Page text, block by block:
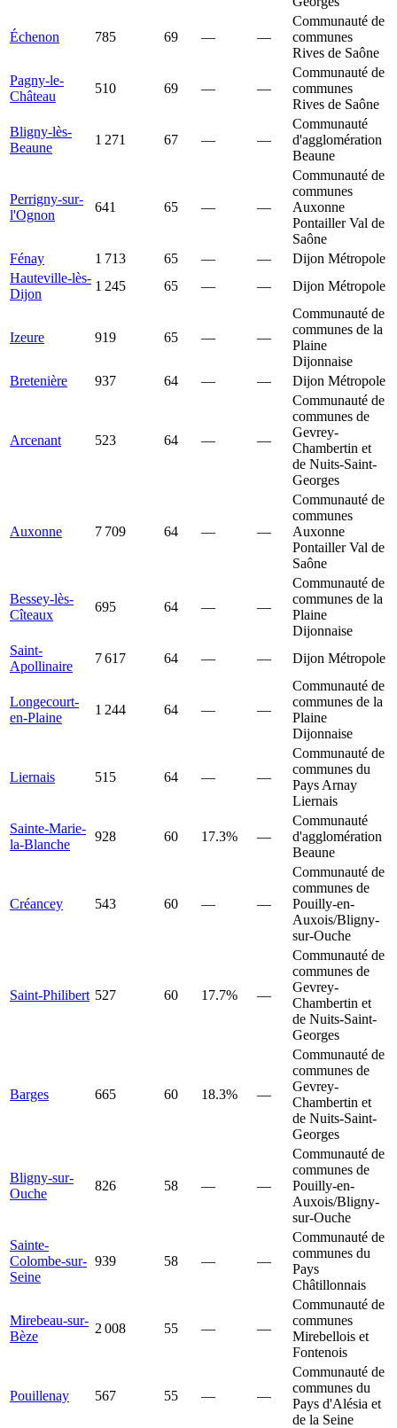
Échenon 785 69 — —
Communauté de
communes
Rives de Saône
Pagny-le-
Château
510 69 — —
Communauté de
communes
Rives de Saône
Bligny-lès-
Beaune
1 271 67 — —
Communauté
d'agglomération
Beaune
Perrigny-sur-
l'Ognon
641 65 — —
Communauté de
communes
Auxonne
Pontailler Val de
Saône
Fénay
1 713 65 — —
Dijon Métropole
Hauteville-lès-
Dijon
1 245 65 — — Dijon Métropole
Izeure 919 65 — —
Communauté de
communes de la
Plaine
Dijonnaise
Bretenière
937 64 — — Dijon Métropole
Arcenant 523 64 — —
Communauté de
communes de
Gevrey-
Chambertin et
de Nuits-Saint-
Georges
Auxonne 7 709 64 — —
Communauté de
communes
Auxonne
Pontailler Val de
Saône
Bessey-lès-
Cîteaux
695 64 — —
Communauté de
communes de la
Plaine
Dijonnaise
Saint-
Apollinaire
7 617 64 — — Dijon Métropole
Longecourt-
en-Plaine
1 244 64 — —
Communauté de
communes de la
Plaine
Dijonnaise
Liernais 515 64 — —
Communauté de
communes du
Pays Arnay
Liernais
Sainte-Marie-
la-Blanche
928 60 17.3% —
Communauté
d'agglomération
Beaune
Créancey 543 60 — —
Communauté de
communes de
Pouilly-en-
Auxois/Bligny-
sur-Ouche
Saint-Philibert 527 60 17.7% —
Communauté de
communes de
Gevrey-
Chambertin et
de Nuits-Saint-
Georges
Barges 665 60 18.3% —
Communauté de
communes de
Gevrey-
Chambertin et
de Nuits-Saint-
Georges
Bligny-sur-
Ouche
826 58 — —
Communauté de
communes de
Pouilly-en-
Auxois/Bligny-
sur-Ouche
Sainte-
Colombe-sur-
Seine
939 58 — —
Communauté de
communes du
Pays
Châtillonnais
Mirebeau-sur-
Bèze
2 008 55 — —
Communauté de
communes
Mirebellois et
Fontenois
Pouillenay 567 55 — —
Communauté de
communes du
Pays d'Alésia et
de la Seine